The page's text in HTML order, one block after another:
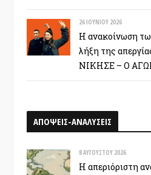
26 ΙΟΥΝΊΟΥ 2026
Η ανακοίνωση
λήξη της
ΝΙΚΗΣΕ – Ο
ΑΠΟΨΕΙΣ-ΑΝΑΛΥΣΕΙΣ
8 ΑΥΓΟΎΣΤΟΥ 2026
Η απεριόριστη